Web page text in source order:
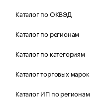
Каталог по ОКВЭД
Каталог по регионам
Каталог по категориям
Каталог торговых марок
Каталог ИП по регионам